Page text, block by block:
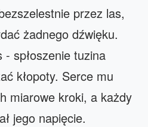
przez las,
żadnego dźwięku.
- spłoszenie tuzina
kłopoty. Serce mu
miarowe kroki, a każdy
jego napięcie.